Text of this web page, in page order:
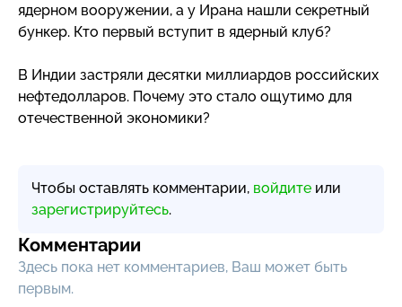
ядерном вооружении, а у Ирана нашли секретный
бункер. Кто первый вступит в ядерный клуб?
В Индии застряли десятки миллиардов российских
нефтедолларов. Почему это стало ощутимо для
отечественной экономики?
Чтобы оставлять комментарии, войдите или
зарегистрируйтесь.
Комментарии
Здесь пока нет комментариев, Ваш может быть
первым.